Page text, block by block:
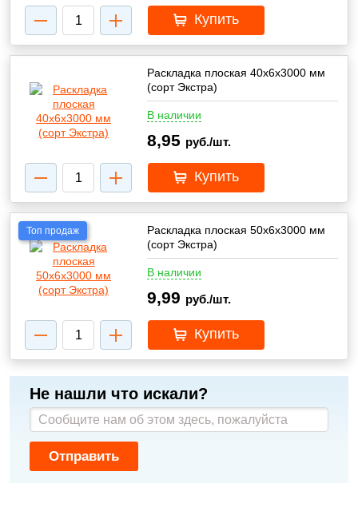
Купить
Раскладка плоская 40х6х3000 мм
(сорт Экстра)
В наличии
8,95 руб./шт.
Купить
Топ продаж
Раскладка плоская 50х6х3000 мм
(сорт Экстра)
В наличии
9,99 руб./шт.
Купить
Не нашли что искали?
Отправить